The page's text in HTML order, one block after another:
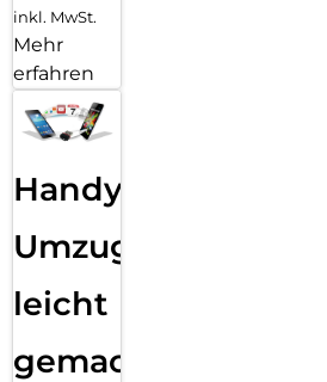
inkl. MwSt.
Mehr
erfahren
Handy
Umzug
leicht
gemacht!